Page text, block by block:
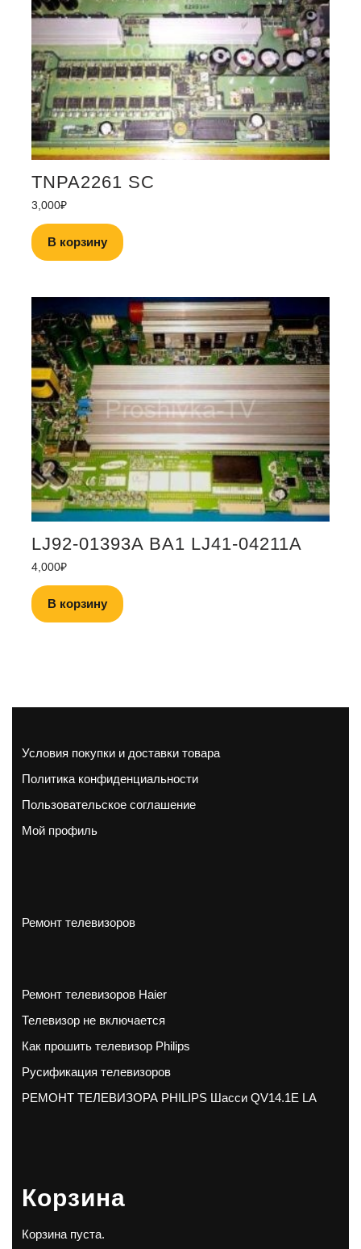
TNPA2261 SC
3,000₽
В корзину
LJ92-01393A BA1 LJ41-04211A
4,000₽
В корзину
Условия покупки и доставки товара
Политика конфиденциальности
Пользовательское соглашение
Мой профиль
Ремонт телевизоров
Ремонт телевизоров Haier
Телевизор не включается
Как прошить телевизор Philips
Русификация телевизоров
РЕМОНТ ТЕЛЕВИЗОРА PHILIPS Шасси QV14.1E LA
Корзина
Корзина пуста.